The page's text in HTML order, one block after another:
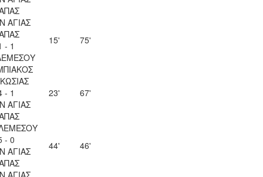
ΑΓΙΑΣ
- 1
15' 75'
- 1
ΑΓΙΑΣ
23' 67'
- 0
ΑΓΙΑΣ
44' 46'